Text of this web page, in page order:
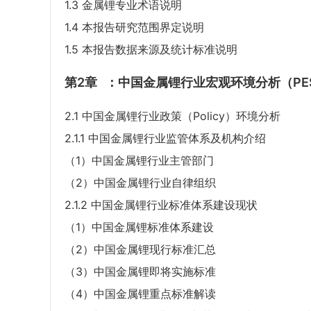
1.3 金属锂专业术语说明
1.4 本报告研究范围界定说明
1.5 本报告数据来源及统计标准说明
第2章 ：中国金属锂行业宏观环境分析（
2.1 中国金属锂行业政策（Policy）环境分析
2.1.1 中国金属锂行业监管体系及机构介绍
（1）中国金属锂行业主管部门
（2）中国金属锂行业自律组织
2.1.2 中国金属锂行业标准体系建设现状
（1）中国金属锂标准体系建设
（2）中国金属锂现行标准汇总
（3）中国金属锂即将实施标准
（4）中国金属锂重点标准解读